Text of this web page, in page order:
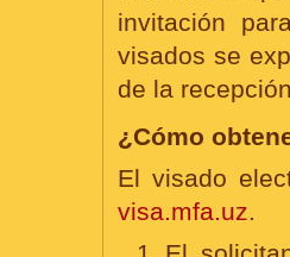
invitación
visados se
de la
¿Cómo
El visado
visa.mfa.uz.